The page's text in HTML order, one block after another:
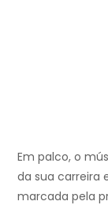
Em palco, o
da sua carreira
marcada pela